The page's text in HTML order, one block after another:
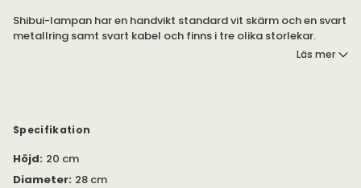
Shibui-lampan har en handvikt standard vit skärm och en svart
metallring samt svart kabel och finns i tre olika storlekar.
Le Klint är stolta över att ha behållit det gamla hantverket
svårt hantverk att lära sig, och det tar flera år för de skickliga
hantverkarna att bemästra alla deras modeller.
Läs mer
Specifikation
Höjd: 20 cm
Diameter: 28 cm